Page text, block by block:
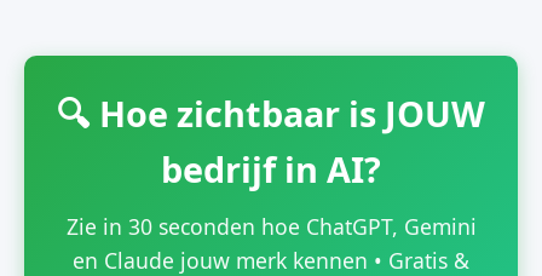
🔍 Hoe zichtbaar is JOUW
bedrijf in AI?
Zie in 30 seconden hoe ChatGPT, Gemini
en Claude jouw merk kennen • Gratis &